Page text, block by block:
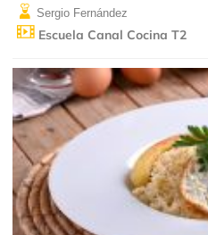
Sergio Fernández
Escuela Canal Cocina T2